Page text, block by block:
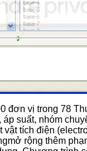
vị trong 78
suất, nhóm
tích điện
rộng thêm